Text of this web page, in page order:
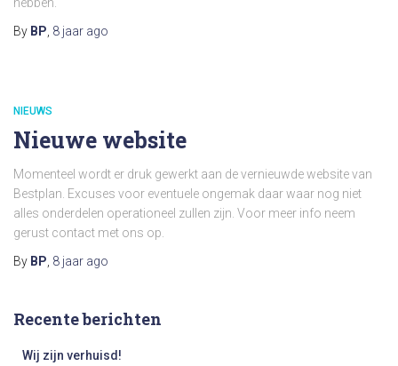
By BP 8 jaar ago
NIEUWS
Nieuwe website
Momenteel wordt er druk gewerkt aan de vernieuwde website van
Bestplan. Excuses voor eventuele ongemak daar waar nog niet
alles onderdelen operationeel zullen zijn. Voor meer info neem
gerust contact met ons op.
By BP 8 jaar ago
Recente berichten
Wij zijn verhuisd!